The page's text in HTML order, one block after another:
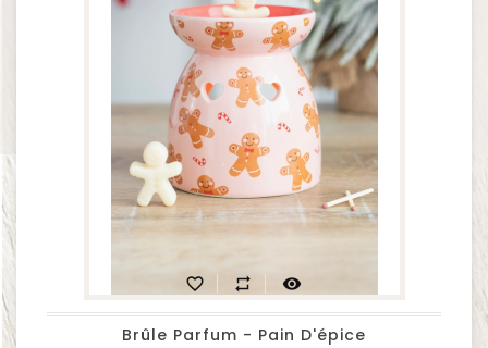
favorite_border repeat visibility
Brûle Parfum - Pain D'épice